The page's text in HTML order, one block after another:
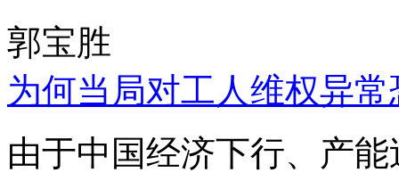
郭宝胜
为何当局对工人维权异
由于中国经济下行、产